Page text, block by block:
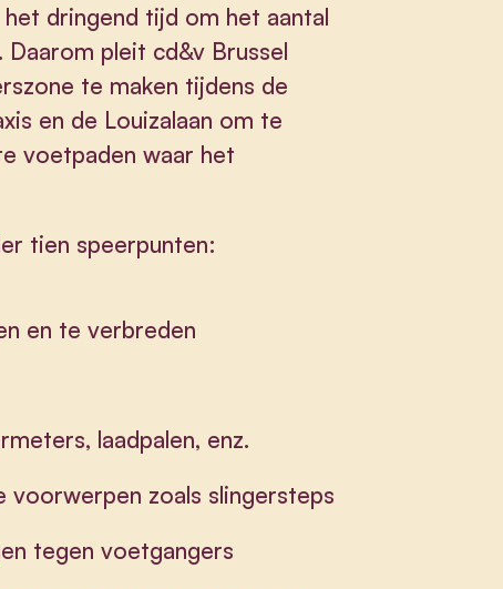
dringend tijd om het aantal
pleit cd&v Brussel
te maken tijdens de
en de Louizalaan om te
voetpaden waar het
tien speerpunten:
en te verbreden
laadpalen, enz.
voorwerpen zoals slingersteps
tegen voetgangers